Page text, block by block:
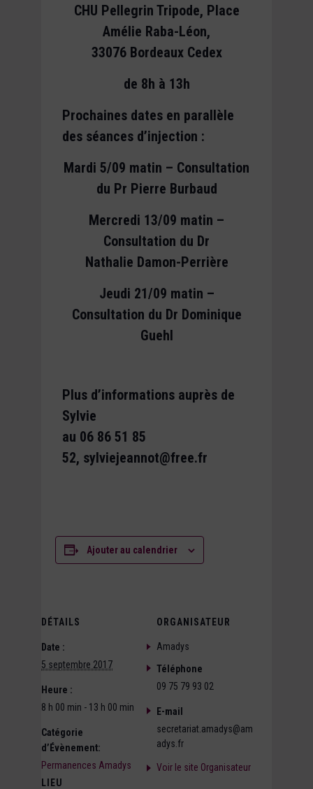
CHU Pellegrin Tripode, Place
Amélie Raba-Léon,
33076 Bordeaux Cedex
de 8h à 13h
Prochaines dates en parallèle
des séances d’injection :
Mardi 5/09 matin – Consultation
du Pr Pierre Burbaud
Mercredi 13/09 matin –
Consultation du Dr
Nathalie Damon-Perrière
Jeudi 21/09 matin –
Consultation du Dr Dominique
Guehl
Plus d’informations auprès de
Sylvie
au 06 86 51 85
52, sylviejeannot@free.fr
Ajouter au calendrier
DÉTAILS
Date :
5 septembre 2017
Heure :
8 h 00 min - 13 h 00 min
Catégorie
d’Évènement:
Permanences Amadys
LIEU
ORGANISATEUR
Amadys
Téléphone
09 75 79 93 02
E-mail
secretariat.amadys@am
adys.fr
Voir le site Organisateur